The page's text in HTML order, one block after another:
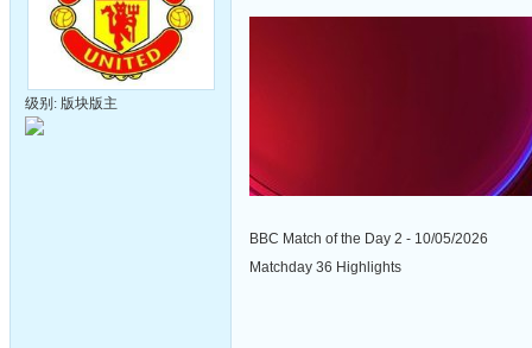
级别: 版块版主
BBC Match of the Day 2 - 10/05/2026
Matchday 36 Highlights